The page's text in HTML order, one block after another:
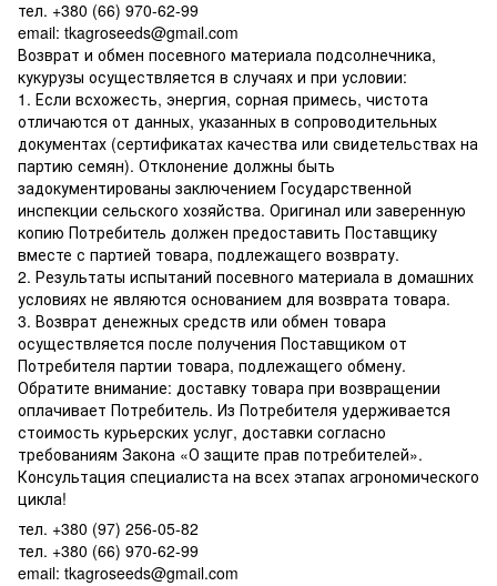
тел. +380 (66) 970-62-99
email: tkagroseeds@gmail.com
Возврат и обмен посевного материала подсолнечника,
кукурузы осуществляется в случаях и при условии:
1. Если всхожесть, энергия, сорная примесь, чистота
отличаются от данных, указанных в сопроводительных
документах (сертификатах качества или свидетельствах на
партию семян). Отклонение должны быть
задокументированы заключением Государственной
инспекции сельского хозяйства. Оригинал или заверенную
копию Потребитель должен предоставить Поставщику
вместе с партией товара, подлежащего возврату.
2. Результаты испытаний посевного материала в домашних
условиях не являются основанием для возврата товара.
3. Возврат денежных средств или обмен товара
осуществляется после получения Поставщиком от
Потребителя партии товара, подлежащего обмену.
Обратите внимание: доставку товара при возвращении
оплачивает Потребитель. Из Потребителя удерживается
стоимость курьерских услуг, доставки согласно
требованиям Закона «О защите прав потребителей».
Консультация специалиста на всех этапах агрономического
цикла!
тел. +380 (97) 256-05-82
тел. +380 (66) 970-62-99
email: tkagroseeds@gmail.com